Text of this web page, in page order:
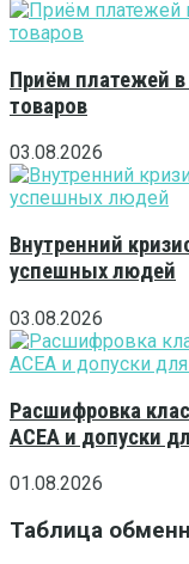
Приём платежей
товаров
03.08.2026
Внутренний
успешных людей
03.08.2026
Расшифровка
ACEA и допуски
01.08.2026
Таблица